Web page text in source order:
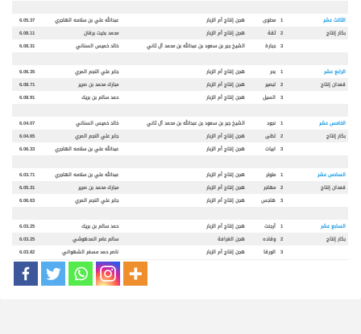
الثالث عشر 1 محتوى هجن إنتاج أم الزبار عبدالله علي بن سلامه الهاجري
6.05.37
بكار إنتاج
2 ثقة هجن إنتاج أم الزبار محمد بخيت برقان
6.08.11
3 جبارة الشيخ جبر بن سعود بن عبدالله بن محمد آل ثاني خالد خميس السناني 6.08.31
الرابع عشر 1 بحر هجن إنتاج أم الزبار جابر علي النجم المري
6.06.35
قعدان إنتاج
2 لبصير هجن إنتاج أم الزبار مبارك محمد بن صرير
6.08.71
3 السيل هجن إنتاج أم الزبار حمد سالم بن بريك 6.08.91
الخامس عشر 1 نجود الشيخ جبر بن سعود بن عبدالله بن محمد آل ثاني خالد خميس السناني
6.04.07
بكار إنتاج
2 لظى هجن إنتاج أم الزبار جابر علي النجم المري
6.04.65
3 ابيات هجن إنتاج أم الزبار عبدالله علي بن سلامه الهاجري 6.06.33
السادس عشر 1 متوتر هجن إنتاج أم الزبار عبدالله علي بن سلامه الهاجري
6.03.71
قعدان إنتاج
2 مهاجر هجن إنتاج أم الزبار مبارك محمد بن صرير
6.05.31
3 هاجس هجن إنتاج أم الزبار جابر علي النجم المري 6.06.63
السابع عشر 1 أرجنت هجن إنتاج أم الزبار حمد سالم بن بريك
6.03.25
بكار إنتاج
2 وقاده هجن الغرافة سالم عامر المدهوشي
6.03.25
3 الورقا هجن إنتاج أم الزبار ناصر حمد مسفر الشهواني 6.03.82